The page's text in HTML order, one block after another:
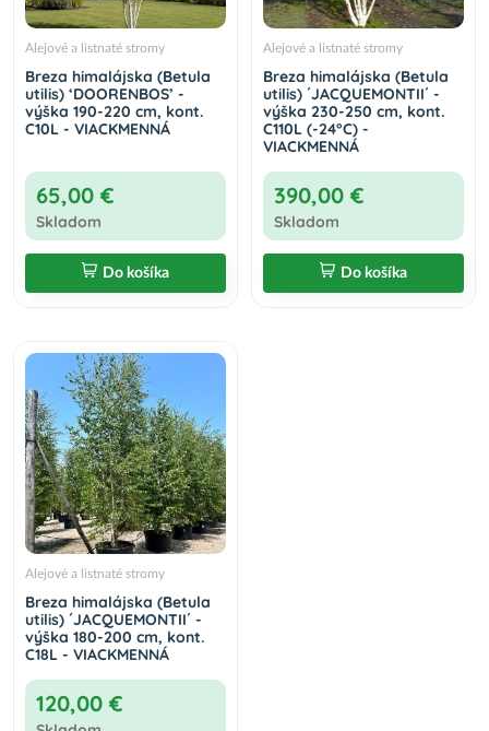
Alejové a listnaté stromy
Breza himalájska (Betula
utilis) ‘DOORENBOS’ -
výška 190-220 cm, kont.
C10L - VIACKMENNÁ
65,00 €
Skladom
Do košíka
Alejové a listnaté stromy
Breza himalájska (Betula
utilis) ´JACQUEMONTII´ -
výška 230-250 cm, kont.
C110L (-24°C) -
VIACKMENNÁ
390,00 €
Skladom
Do košíka
Alejové a listnaté stromy
Breza himalájska (Betula
utilis) ´JACQUEMONTII´ -
výška 180-200 cm, kont.
C18L - VIACKMENNÁ
120,00 €